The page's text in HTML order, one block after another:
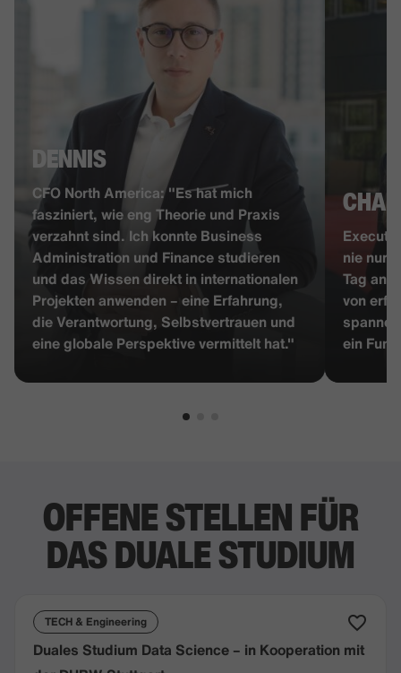
DENNIS
CFO North America: "Es hat mich
fasziniert, wie eng Theorie und Praxis
verzahnt sind. Ich konnte Business
Administration und Finance studieren
und das Wissen direkt in internationalen
Projekten anwenden – eine Erfahrung,
die Verantwortung, Selbstvertrauen und
eine globale Perspektive vermittelt hat."
nie nur
Tag an
von
ein
OFFENE STELLEN FÜR
DAS DUALE STUDIUM
TECH & Engineering
Duales Studium Data Science – in Kooperation mit